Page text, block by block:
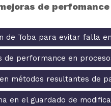
de
de Toba para evitar falla
de performance en
métodos resultantes de
en el guardado de